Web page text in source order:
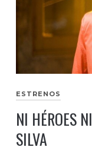
ESTRENOS
NI HÉROES
SILVA